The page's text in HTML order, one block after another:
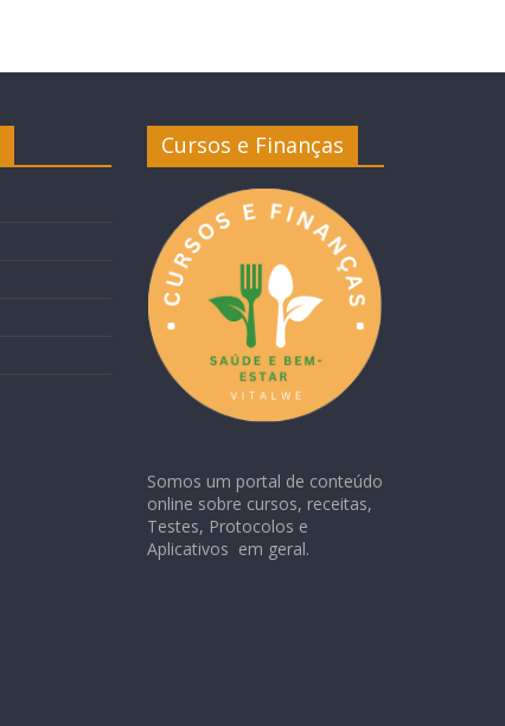
Cursos e Finanças
Somos um portal de conteúdo
online sobre cursos, receitas,
Testes, Protocolos e
Aplicativos em geral.